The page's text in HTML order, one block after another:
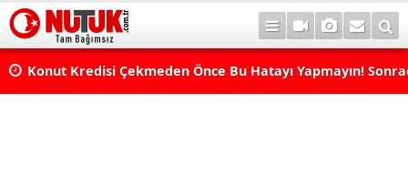
Konut Kredisi Çekmeden Önce Bu Hatayı Yapmayın!